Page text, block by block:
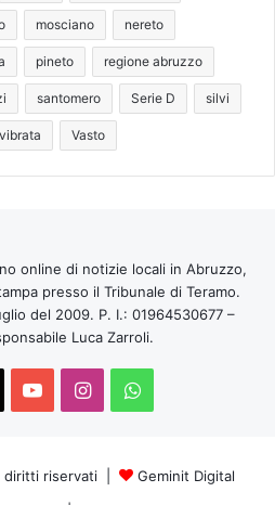
mosciano nereto
pineto regione abruzzo
santomero Serie D silvi
Vasto
online di notizie locali in Abruzzo,
presso il Tribunale di Teramo.
del 2009. P. I.: 01964530677 –
Luca Zarroli.
You InstagramWhatsApp
diritti riservati |
Geminit Digital